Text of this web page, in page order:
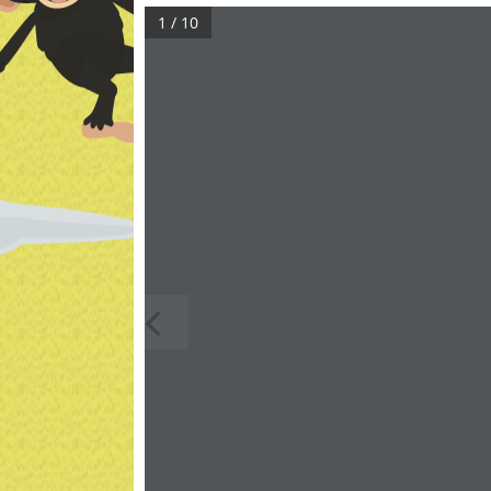
1 / 10